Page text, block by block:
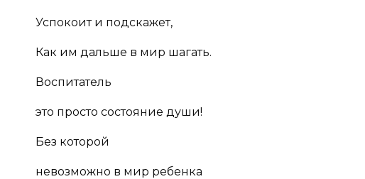
Успокоит и подскажет,
Как им дальше в мир шагать.
Воспитатель
это просто состояние души!
Без которой
невозможно в мир ребенка